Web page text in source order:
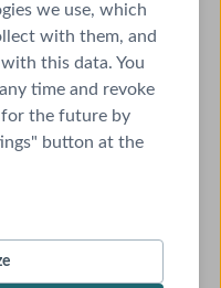
we use, which
with them, and
this data. You
time and revoke
for the future by
button at the
Seminare und
wir lassen dich